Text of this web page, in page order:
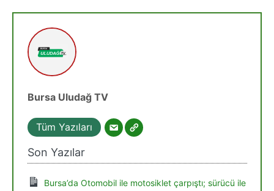
Bursa Uludağ TV
Tüm Yazıları
Son Yazılar
Bursa’da Otomobil ile motosiklet çarpıştı; sürücü ile